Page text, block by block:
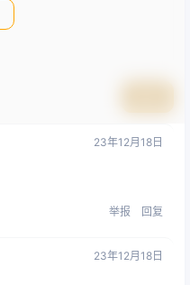
23年12月18日
举报 回复
23年12月18日